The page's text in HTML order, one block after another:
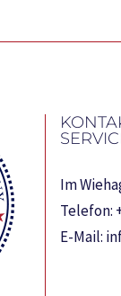
Im
Telefon:
E-Mail: